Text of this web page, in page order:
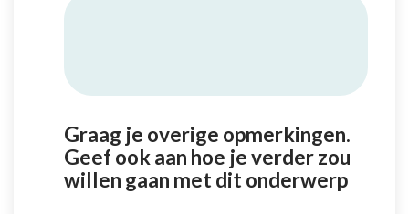
Graag je overige opmerkingen.
Geef ook aan hoe je verder zou
willen gaan met dit onderwerp